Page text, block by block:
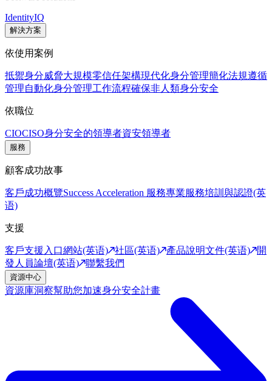
IdentityIQ
解決方案
依使用案例
抵禦身分威脅大規模零信任架構現代化身分管理簡化法規遵循
管理自動化身分管理工作流程確保非人類身分安全
依職位
CIOCISO身分安全的領導者資安領導者
服務
顧客成功故事
客戶成功概覽Success Acceleration 服務專業服務培訓與認證(英
语)
支援
客戶支援入口網站(英语) 社區(英语) 產品說明文件(英语)
開
發人員論壇(英语)
聯繫我們
資源中心
資源庫洞察幫助您加速身分安全計畫